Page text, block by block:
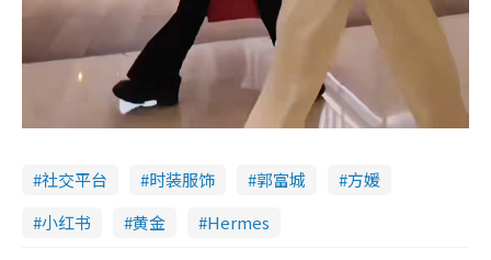
社交平台 时装服饰 郭富城
方媛
小红书
黄金 Hermes